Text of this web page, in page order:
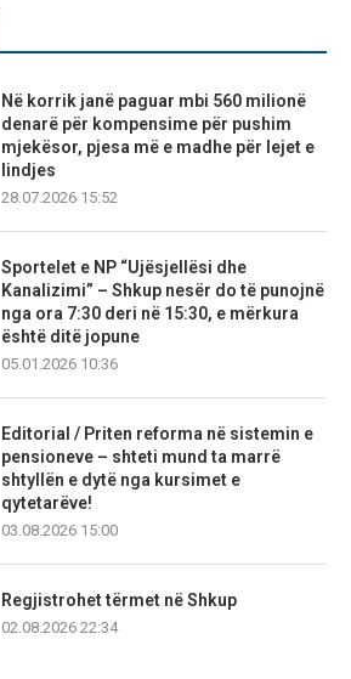
Në korrik janë paguar mbi 560 milionë
denarë për kompensime për pushim
mjekësor, pjesa më e madhe për lejet e
lindjes
28.07.2026 15:52
Sportelet e NP “Ujësjellësi dhe
Kanalizimi” – Shkup nesër do të punojnë
nga ora 7:30 deri në 15:30, e mërkura
është ditë jopune
05.01.2026 10:36
Editorial / Priten reforma në sistemin e
pensioneve – shteti mund ta marrë
shtyllën e dytë nga kursimet e
qytetarëve!
03.08.2026 15:00
Regjistrohet tërmet në Shkup
02.08.2026 22:34